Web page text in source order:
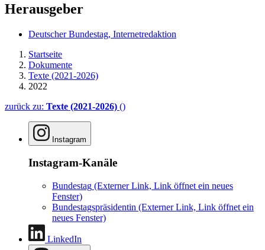
Herausgeber
Deutscher Bundestag, Internetredaktion
Startseite
Dokumente
Texte (2021-2026)
2022
zurück zu: Texte (2021-2026) ()
Instagram
Instagram-Kanäle
Bundestag (Externer Link, Link öffnet ein neues
Fenster)
Bundestagspräsidentin (Externer Link, Link öffnet ein
neues Fenster)
LinkedIn